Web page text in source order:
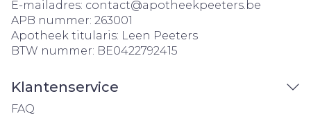
E-mailadres: contact@apotheekpeeters.be
APB nummer: 263001
Apotheek titularis: Leen Peeters
BTW nummer: BE0422792415
Klantenservice
FAQ